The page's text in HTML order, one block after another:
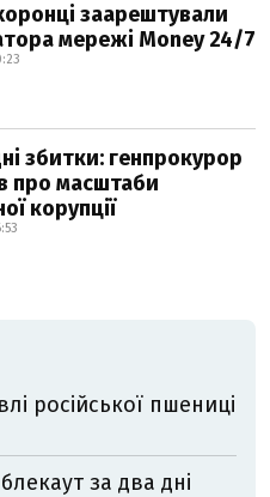
заарештували
мережі Money 24/7
збитки: генпрокурор
про масштаби
корупції
російської пшениці
за два дні